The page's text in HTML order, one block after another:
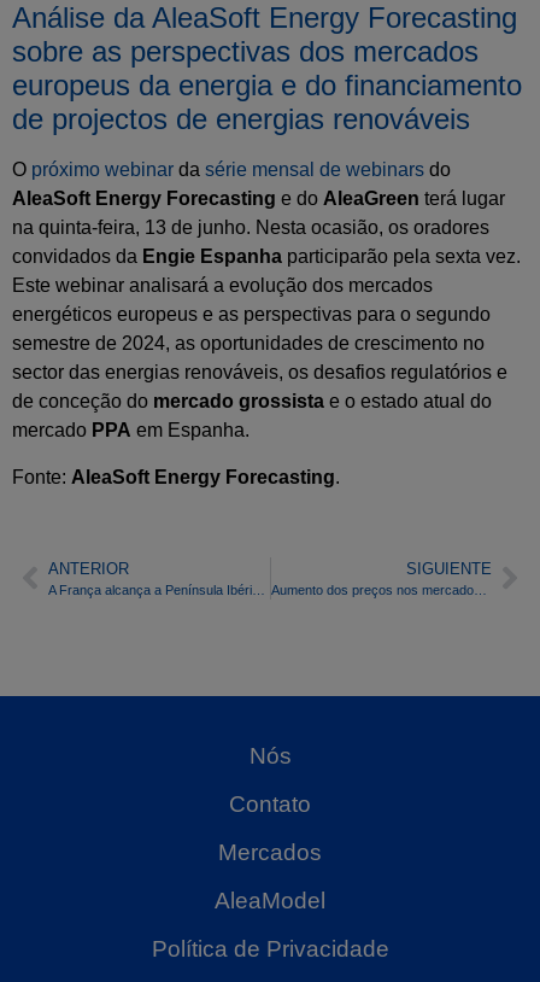
Análise da AleaSoft Energy Forecasting
sobre as perspectivas dos mercados
europeus da energia e do financiamento
de projectos de energias renováveis
O próximo webinar da série mensal de webinars do
AleaSoft Energy Forecasting e do AleaGreen terá lugar
na quinta-feira, 13 de junho. Nesta ocasião, os oradores
convidados da Engie Espanha participarão pela sexta vez.
Este webinar analisará a evolução dos mercados
energéticos europeus e as perspectivas para o segundo
semestre de 2024, as oportunidades de crescimento no
sector das energias renováveis, os desafios regulatórios e
de conceção do mercado grossista e o estado atual do
mercado PPA em Espanha.
Fonte: AleaSoft Energy Forecasting.
ANTERIOR SIGUIENTE
Aumento dos preços nos mercados europeus da eletricidade devido ao gás e ao CO
Nós
Contato
Mercados
AleaModel
Política de Privacidade